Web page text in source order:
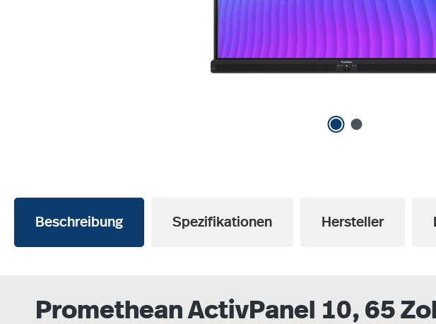
Beschreibung Spezifikationen Hersteller
Promethean ActivPanel 10, 65